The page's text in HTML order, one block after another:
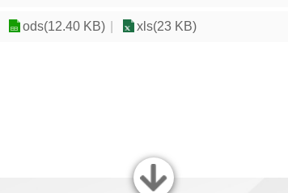
ods(12.40 KB) xls(23 KB)